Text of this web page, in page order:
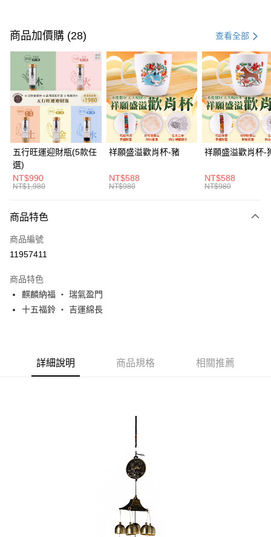
信用卡一次付款
LINE Pay
Apple Pay
街口支付
悠遊付
Google Pay
全支付
ATM付款
貨到付款
運送方式
每筆NT$120，滿NT$1,500(含以上)免運費
付款後萊爾富取貨(訂單門檻$4000以下)
每筆NT$120，滿NT$1,500(含以上)免運費
每筆NT$120，滿NT$1,800(含以上)免運費
商品加價購 (28) 查看全部
五行旺運迎財瓶(5款任
選)
NT$990
NT$1,980
祥願盛溢歡肖杯-豬
NT$588
NT$980
祥願盛溢歡肖杯-
NT$588
NT$980
商品特色
商品編號
11957411
商品特色
麒麟納福 ・ 瑞氣盈門
十五福鈴 ・ 吉運綿長
詳細說明 商品規格 相關推薦